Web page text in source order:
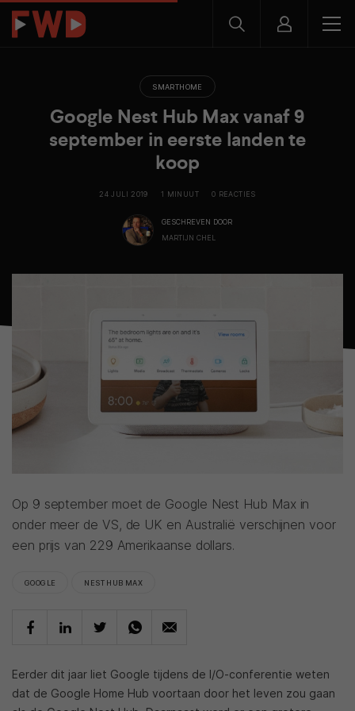
SMARTHOME
Google Nest Hub Max vanaf 9
september in eerste landen te
koop
24 JULI 2019 1 MINUUT 0 REACTIES
GESCHREVEN DOOR
MARTIJN CHEL
Op 9 september moet de Google Nest Hub Max in
onder meer de VS, de UK en Australië verschijnen voor
een prijs van 229 Amerikaanse dollars.
GOOGLE NEST HUB MAX
Eerder dit jaar liet Google tijdens de I/O-conferentie weten
dat de Google Home Hub voortaan door het leven zou gaan